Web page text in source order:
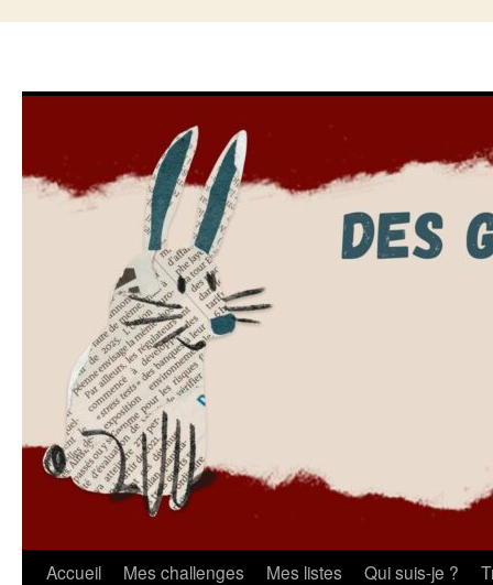
Aller
Accueil Mes challenges Mes listes Qui suis-je ?